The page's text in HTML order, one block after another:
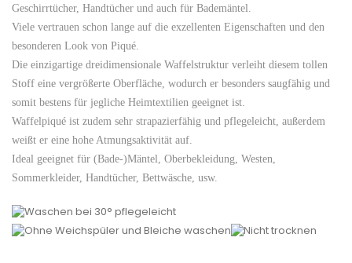
Geschirrtücher, Handtücher und auch für Bademäntel.
Viele vertrauen schon lange auf die exzellenten Eigenschaften und den
besonderen Look von Piqué.
Die einzigartige dreidimensionale Waffelstruktur verleiht diesem tollen
Stoff eine vergrößerte Oberfläche, wodurch er besonders saugfähig und
somit bestens für jegliche Heimtextilien geeignet ist.
Waffelpiqué ist zudem sehr strapazierfähig und pflegeleicht, außerdem
weißt er eine hohe Atmungsaktivität auf.
Ideal geeignet für (Bade-)Mäntel, Oberbekleidung, Westen,
Sommerkleider, Handtücher, Bettwäsche, usw.